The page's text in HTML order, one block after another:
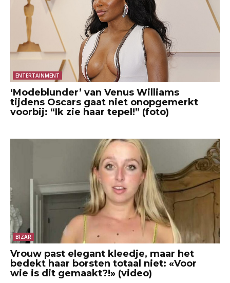
ENTERTAINMENT
‘Modeblunder’ van Venus Williams
tijdens Oscars gaat niet onopgemerkt
voorbij: “Ik zie haar tepel!” (foto)
BIZAR
Vrouw past elegant kleedje, maar het
bedekt haar borsten totaal niet: «Voor
wie is dit gemaakt?!» (video)